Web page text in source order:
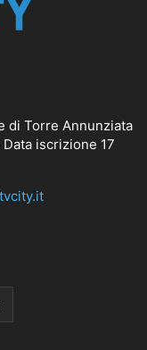
di Torre Annunziata
iscrizione 17